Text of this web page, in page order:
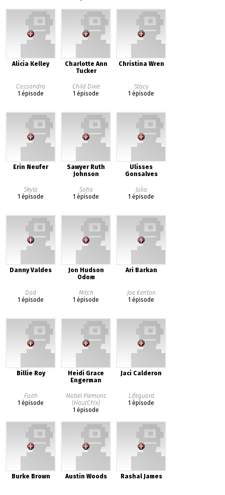
Alicia Kelley
Cassandra
1 épisode
Charlotte Ann
Tucker
Child Dixie
1 épisode
Christina Wren
Stacy
1 épisode
Erin Neufer
Skyla
1 épisode
Sawyer Ruth
Johnson
Sofia
1 épisode
Ulisses
Gonsalves
Julio
1 épisode
Danny Valdes
Dad
1 épisode
Jon Hudson
Odom
Mitch
1 épisode
Ari Barkan
Joe Kenton
1 épisode
Billie Roy
Faith
1 épisode
Heidi Grace
Engerman
Mabel Plemons
(HautCh!x)
1 épisode
Jaci Calderon
Lifeguard
1 épisode
Burke Brown Austin Woods Rashal James